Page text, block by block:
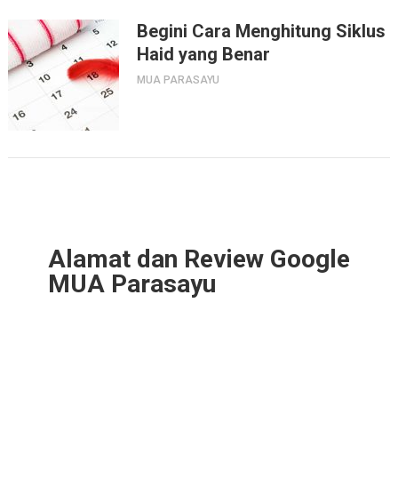
Begini Cara Menghitung Siklus
Haid yang Benar
MUA PARASAYU
Alamat dan Review Google
MUA Parasayu